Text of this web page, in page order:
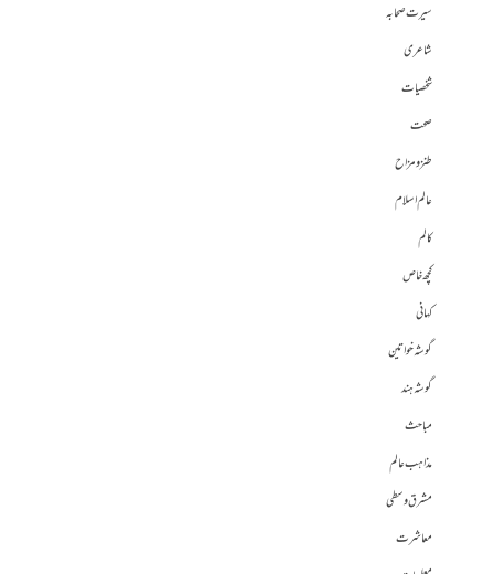
سیرت صحابہ
شاعری
شخصیات
صحت
طنز و مزاح
عالم اسلام
کالم
کچھ خاص
کہانی
گوشہ خواتین
گوشہ ہند
مباحث
مذاہب عالم
مشرق وسطی
معاشرت